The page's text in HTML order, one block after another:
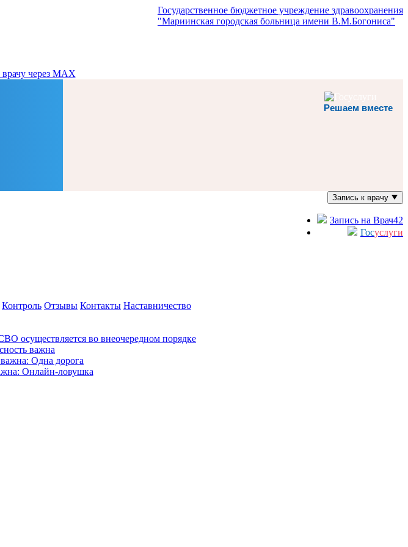
Государственное бюджетное учреждение здравоохранения
"Мариинская городская больница имени В.М.Богониса"
Решаем вместе
Запись к врачу
Запись на Врач42
Госуслуги
Контроль Отзывы Контакты Наставничество